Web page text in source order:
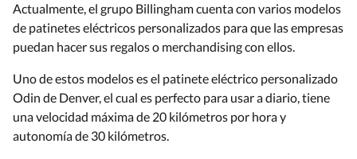
Actualmente, el grupo Billingham cuenta con varios modelos
de patinetes eléctricos personalizados para que las empresas
puedan hacer sus regalos o merchandising con ellos.
Uno de estos modelos es el patinete eléctrico personalizado
Odin de Denver, el cual es perfecto para usar a diario, tiene
una velocidad máxima de 20 kilómetros por hora y
autonomía de 30 kilómetros.